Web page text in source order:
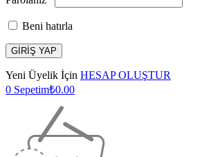
Beni hatırla
Yeni Üyelik İçin HESAP OLUŞTUR
0 Sepetim₺0.00